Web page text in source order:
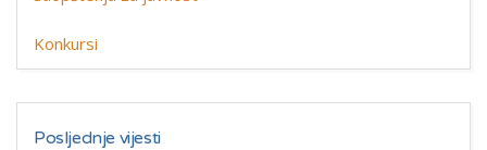
Konkursi
Posljednje vijesti